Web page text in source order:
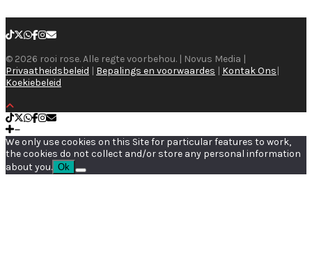
© 2026 rooi rose. Alle regte voorbehou. | Novus Media |
Privaatheidsbeleid | Bepalings en voorwaardes | Kontak Ons|
Koekiebeleid
We only use cookies on this Site for particular features to work,
the cookies do not collect and/or store any personal information
about you. Ok